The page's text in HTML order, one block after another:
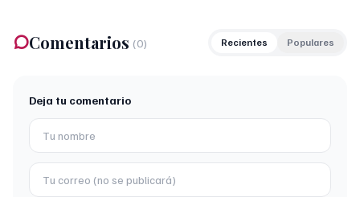
Comentarios (0) Recientes Populares
Deja tu comentario